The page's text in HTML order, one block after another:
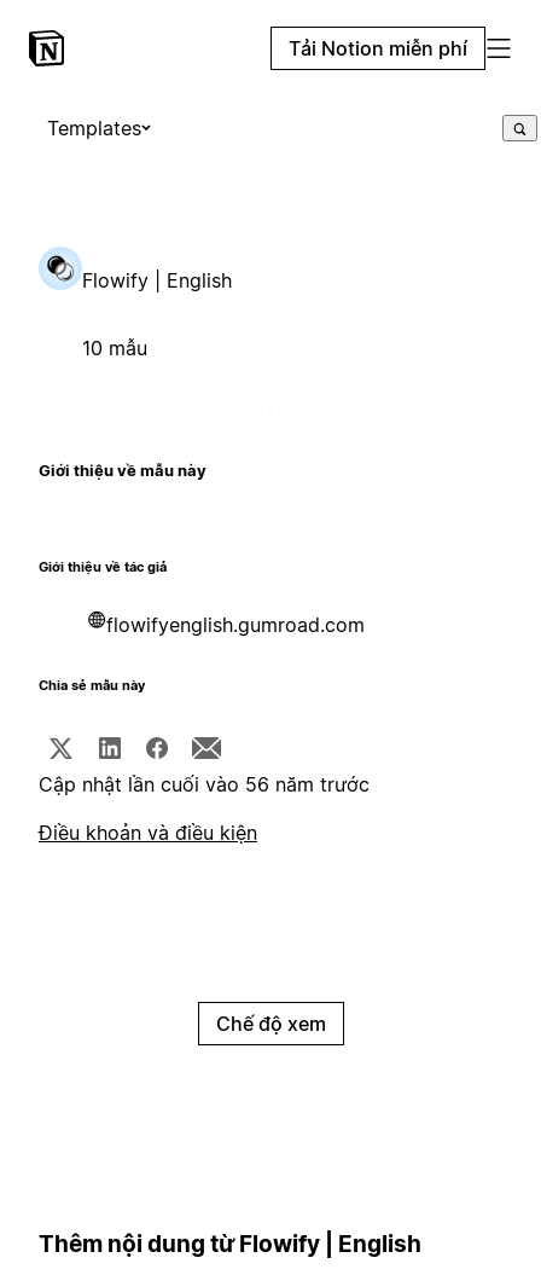
Tải Notion miễn phí
Templates
Flowify | English
10 mẫu
Giới thiệu về mẫu này
Giới thiệu về tác giả
flowifyenglish.gumroad.com
Chia sẻ mẫu này
Cập nhật lần cuối vào 56 năm trước
Điều khoản và điều kiện
Chế độ xem
Thêm nội dung từ Flowify | English